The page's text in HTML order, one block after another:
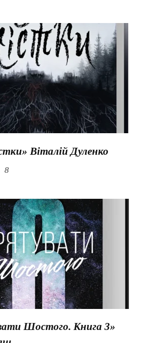
Віталій Дуленко
8
Шостого. Книга 3»